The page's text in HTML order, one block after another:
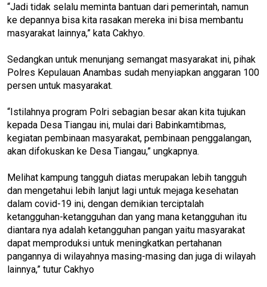
“Jadi tidak selalu meminta bantuan dari pemerintah, namun
ke depannya bisa kita rasakan mereka ini bisa membantu
masyarakat lainnya,” kata Cakhyo.
Sedangkan untuk menunjang semangat masyarakat ini, pihak
Polres Kepulauan Anambas sudah menyiapkan anggaran 100
persen untuk masyarakat.
“Istilahnya program Polri sebagian besar akan kita tujukan
kepada Desa Tiangau ini, mulai dari Babinkamtibmas,
kegiatan pembinaan masyarakat, pembinaan penggalangan,
akan difokuskan ke Desa Tiangau,” ungkapnya.
Melihat kampung tangguh diatas merupakan lebih tangguh
dan mengetahui lebih lanjut lagi untuk mejaga kesehatan
dalam covid-19 ini, dengan demikian terciptalah
ketangguhan-ketangguhan dan yang mana ketangguhan itu
diantara nya adalah ketangguhan pangan yaitu masyarakat
dapat memproduksi untuk meningkatkan pertahanan
pangannya di wilayahnya masing-masing dan juga di wilayah
lainnya,” tutur Cakhyo